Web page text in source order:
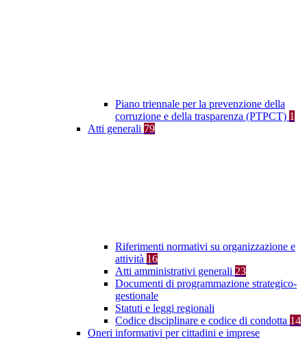
Piano triennale per la prevenzione della
corruzione e della trasparenza (PTPCT) 1
Atti generali 79
Riferimenti normativi su organizzazione e
attività 16
Atti amministrativi generali 23
Documenti di programmazione strategico-
gestionale
Statuti e leggi regionali
Codice disciplinare e codice di condotta 14
Oneri informativi per cittadini e imprese